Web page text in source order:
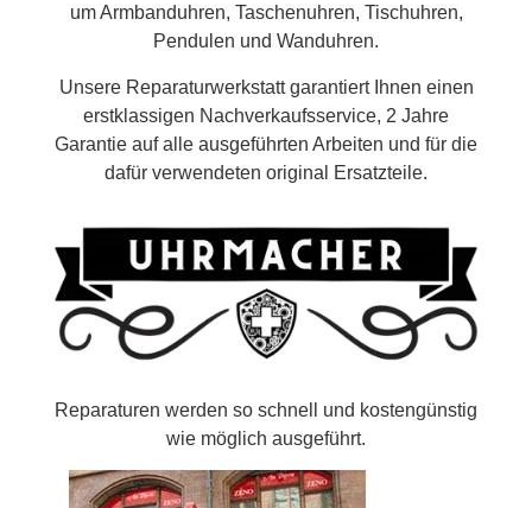
um Armbanduhren, Taschenuhren, Tischuhren,
Pendulen und Wanduhren.
Unsere Reparaturwerkstatt garantiert Ihnen einen
erstklassigen Nachverkaufsservice, 2 Jahre
Garantie auf alle ausgeführten Arbeiten und für die
dafür verwendeten original Ersatzteile.
Reparaturen werden so schnell und kostengünstig
wie möglich ausgeführt.